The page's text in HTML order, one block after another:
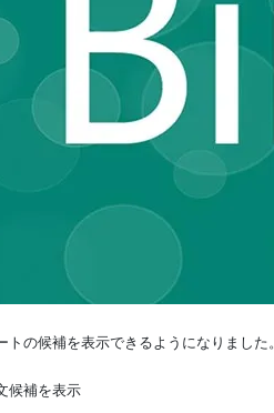
の候補を表示できるようになりました。
候補を表示